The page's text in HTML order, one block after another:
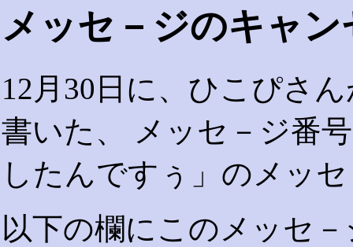
メッセ－ジのキャ
12月30日に、ひこぴさ
書いた、 メッセ－ジ番
したんですぅ」のメッ
以下の欄にこのメッセ